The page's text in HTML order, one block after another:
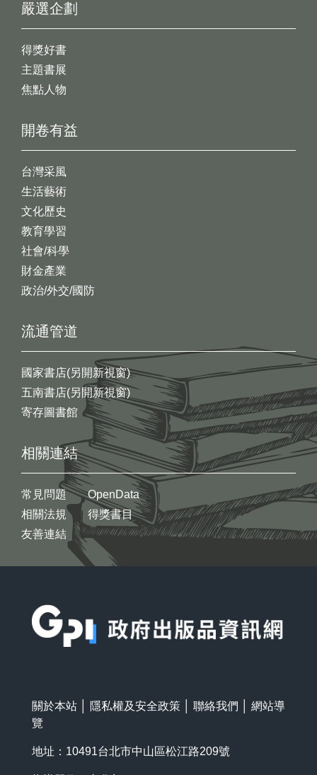
開卷有益
台灣采風
生活藝術
文化歷史
教育學習
社會/科學
財金產業
政治/外交/國防
嚴選企劃
得獎好書
主題書展
焦點人物
流通管道
國家書店(另開新視窗)
五南書店(另開新視窗)
寄存圖書館
相關連結
常見問題
相關法規
友善連結
OpenData
得獎書目
關於本站 隱私權及安全政策 聯絡我們
網站導
覽
地址：10491台北市中山區松江路209號